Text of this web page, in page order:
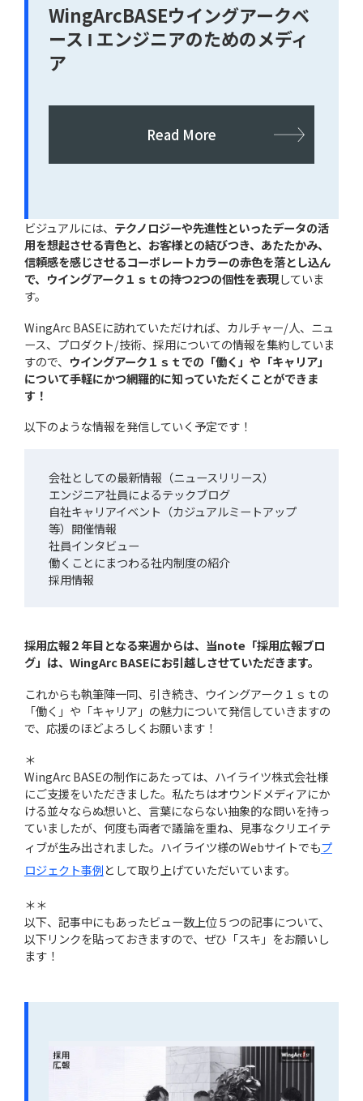
WingArcBASEウイングアークベ
ース Ι エンジニアのためのメディ
ア
Read More
ビジュアルには、 テクノロジーや先進性といったデータの活
用を想起させる青色と、お客様との結びつき、あたたかみ、
信頼感を感じさせるコーポレートカラーの赤色を落とし込ん
で、ウイングアーク１ｓｔの持つ2つの個性を表現していま
す。
WingArc BASEに訪れていただければ、カルチャー/人、ニュ
ース、プロダクト/技術、採用についての情報を集約していま
すので、 ウイングアーク１ｓｔでの「働く」や「キャリア」
について手軽にかつ網羅的に知っていただくことができま
す！
以下のような情報を発信していく予定です！
会社としての最新情報（ニュースリリース）
エンジニア社員によるテックブログ
自社キャリアイベント（カジュアルミートアップ
等）開催情報
社員インタビュー
働くことにまつわる社内制度の紹介
採用情報
採用広報２年目となる来週からは、当note「採用広報ブロ
グ」は、WingArc BASEにお引越しさせていただきます。
これからも執筆陣一同、引き続き、ウイングアーク１ｓｔの
「働く」や「キャリア」の魅力について発信していきますの
で、応援のほどよろしくお願います！
＊
WingArc BASEの制作にあたっては、ハイライツ株式会社様
にご支援をいただきました。私たちはオウンドメディアにか
ける並々ならぬ想いと、言葉にならない抽象的な問いを持っ
ていましたが、何度も両者で議論を重ね、見事なクリエイテ
ィブが生み出されました。ハイライツ様のWebサイトでもプ
ロジェクト事例として取り上げていただいています。
＊＊
以下、記事中にもあったビュー数上位５つの記事について、
以下リンクを貼っておきますので、ぜひ「スキ」をお願いし
ます！